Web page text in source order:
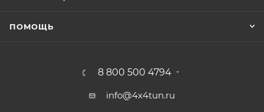
ПОМОЩЬ
8 800 500 4794
info@4x4tun.ru